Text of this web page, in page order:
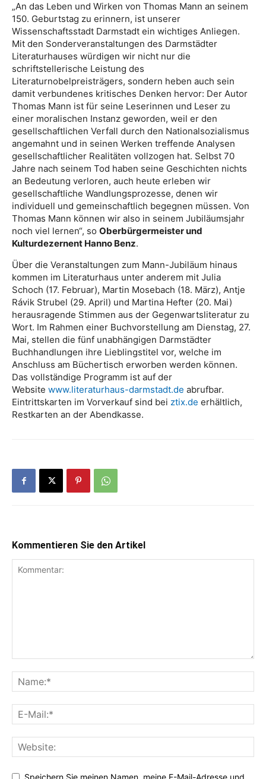
„An das Leben und Wirken von Thomas Mann an seinem
150. Geburtstag zu erinnern, ist unserer
Wissenschaftsstadt Darmstadt ein wichtiges Anliegen.
Mit den Sonderveranstaltungen des Darmstädter
Literaturhauses würdigen wir nicht nur die
schriftstellerische Leistung des
Literaturnobelpreisträgers, sondern heben auch sein
damit verbundenes kritisches Denken hervor: Der Autor
Thomas Mann ist für seine Leserinnen und Leser zu
einer moralischen Instanz geworden, weil er den
gesellschaftlichen Verfall durch den Nationalsozialismus
angemahnt und in seinen Werken treffende Analysen
gesellschaftlicher Realitäten vollzogen hat. Selbst 70
Jahre nach seinem Tod haben seine Geschichten nichts
an Bedeutung verloren, auch heute erleben wir
gesellschaftliche Wandlungsprozesse, denen wir
individuell und gemeinschaftlich begegnen müssen. Von
Thomas Mann können wir also in seinem Jubiläumsjahr
noch viel lernen“, so Oberbürgermeister und
Kulturdezernent Hanno Benz.
Über die Veranstaltungen zum Mann-Jubiläum hinaus
kommen im Literaturhaus unter anderem mit Julia
Schoch (17. Februar), Martin Mosebach (18. März), Antje
Rávik Strubel (29. April) und Martina Hefter (20. Mai)
herausragende Stimmen aus der Gegenwartsliteratur zu
Wort. Im Rahmen einer Buchvorstellung am Dienstag, 27.
Mai, stellen die fünf unabhängigen Darmstädter
Buchhandlungen ihre Lieblingstitel vor, welche im
Anschluss am Büchertisch erworben werden können.
Das vollständige Programm ist auf der
Website www.literaturhaus-darmstadt.de abrufbar.
Eintrittskarten im Vorverkauf sind bei ztix.de erhältlich,
Restkarten an der Abendkasse.
Kommentieren Sie den Artikel
Speichern Sie meinen Namen, meine E-Mail-Adresse und